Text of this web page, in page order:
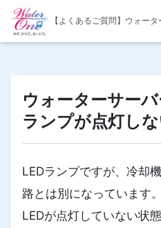
【よくあるご質問】ウォータ
ウォーターサー
ランプが点灯し
LEDランプですが、冷却
路とは別になっています。
LEDが点灯していない状